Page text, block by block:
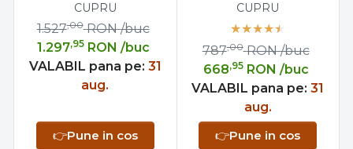
CUPRU
1.297,95 RON /buc
1.527,00 RON /buc
VALABIL pana pe: 31
aug.
👉Pune in cos
CUPRU
668,95 RON /buc
787,00 RON /buc
VALABIL pana pe: 31
aug.
👉Pune in cos